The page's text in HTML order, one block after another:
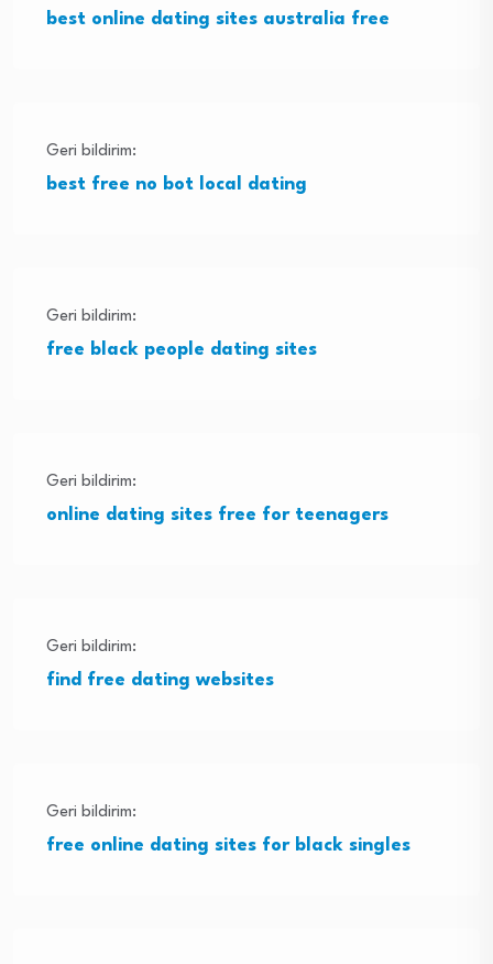
best online dating sites australia free
Geri bildirim:
best free no bot local dating
Geri bildirim:
free black people dating sites
Geri bildirim:
online dating sites free for teenagers
Geri bildirim:
find free dating websites
Geri bildirim:
free online dating sites for black singles